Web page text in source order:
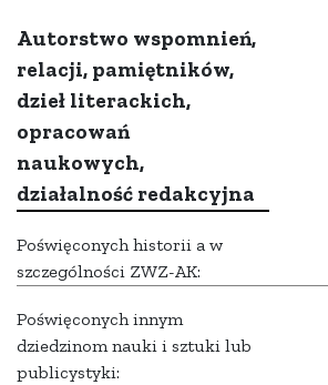
Autorstwo wspomnień,
relacji, pamiętników,
dzieł literackich,
opracowań
naukowych,
działalność redakcyjna
Poświęconych historii a w
szczególności ZWZ-AK:
Poświęconych innym
dziedzinom nauki i sztuki lub
publicystyki: